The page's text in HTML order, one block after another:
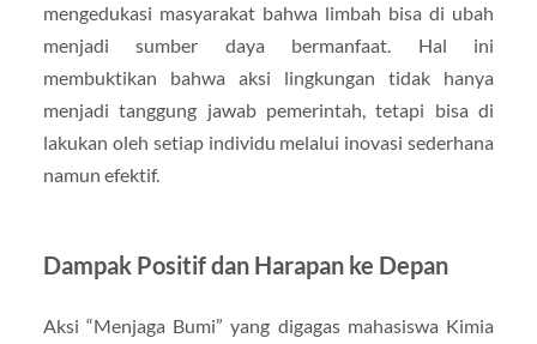
mengedukasi masyarakat bahwa limbah bisa di ubah
menjadi sumber daya bermanfaat. Hal ini
membuktikan bahwa aksi lingkungan tidak hanya
menjadi tanggung jawab pemerintah, tetapi bisa di
lakukan oleh setiap individu melalui inovasi sederhana
namun efektif.
Dampak Positif dan Harapan ke Depan
Aksi “Menjaga Bumi” yang digagas mahasiswa Kimia